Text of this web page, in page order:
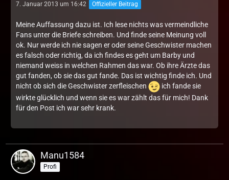
7. Januar 2013 um 16:42 Offizieller Beitrag
Meine Auffassung dazu ist. Ich lese nichts was vermeindliche
Fans unter die Briefe schreiben. Und finde seine Meinung voll
ok. Nur werde ich nie sagen er oder seine Geschwister machen
es falsch oder richtig, da ich findes es geht um Barby und
niemand weiss in welchen Rahmen das war. Ob ihre Ärzte das
gut fanden, ob sie das gut fande. Das ist wichtig finde ich. Und
nicht ob sich die Geschwister zerfleischen
ich fande sie
wirkte glücklich und wenn sie es war zählt das für mich! Dank
für den Post ich war sehr krank.
Manu1584
Profi